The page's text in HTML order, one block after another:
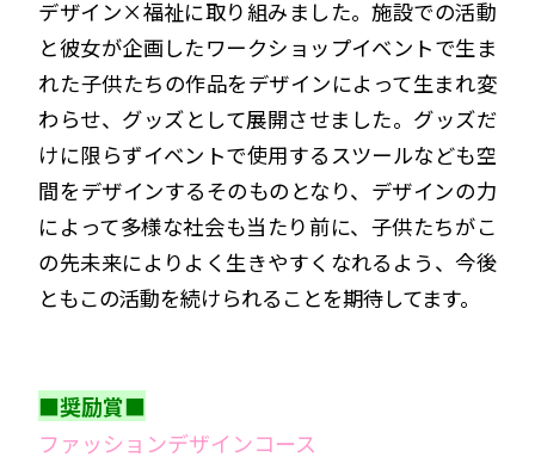
デザイン×福祉に取り組みました。施設での活動
と彼女が企画したワークショップイベントで生ま
れた子供たちの作品をデザインによって生まれ変
わらせ、グッズとして展開させました。グッズだ
けに限らずイベントで使用するスツールなども空
間をデザインするそのものとなり、デザインの力
によって多様な社会も当たり前に、子供たちがこ
の先未来によりよく生きやすくなれるよう、今後
ともこの活動を続けられることを期待してます。
■奨励賞■
ファッションデザインコース